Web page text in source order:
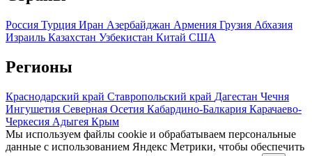
Россия Турция Иран Азербайджан Армения Грузия Абхазия
Израиль Казахстан Узбекистан Китай США
Регионы
Краснодарский край Ставропольский край Дагестан Чечня
Ингушетия Северная Осетия Кабардино-Балкария Карачаево-
Черкесия Адыгея Крым
Мы используем файлы cookie и обрабатываем персональные
данные с использованием Яндекс Метрики, чтобы обеспечить